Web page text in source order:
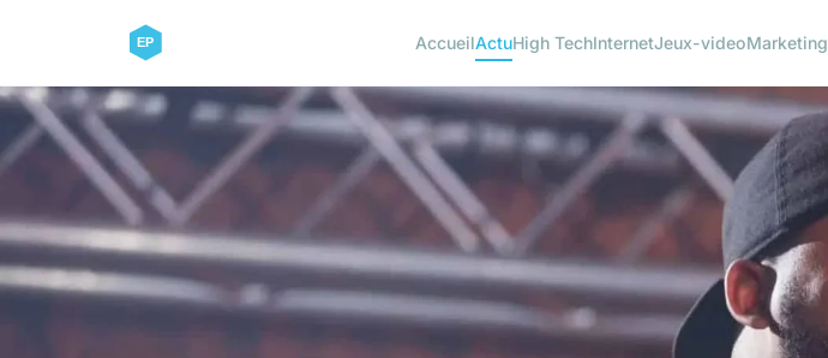
AccueilActuHigh TechInternetJeux-videoMarketing